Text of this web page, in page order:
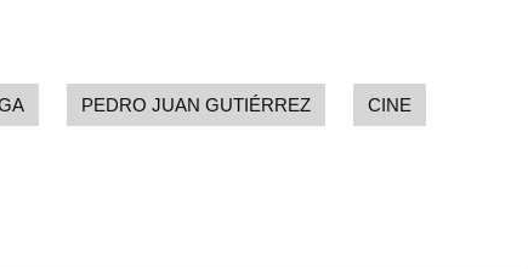
PEDRO JUAN GUTIÉRREZ CINE